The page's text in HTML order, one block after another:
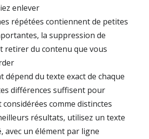
enlever
répétées contiennent de petites
la suppression de
retirer du contenu que vous
dépend du texte exact de chaque
différences suffisent pour
considérées comme distinctes
résultats, utilisez un texte
avec un élément par ligne